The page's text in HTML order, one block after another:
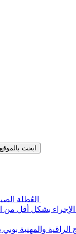
بشكل أقل من العادي من